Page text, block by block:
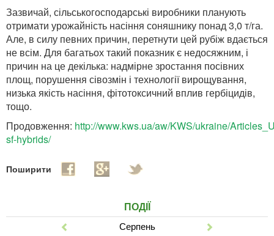
Зазвичай, сільськогосподарські виробники планують
отримати урожайність насіння соняшнику понад 3,0 т/га.
Але, в силу певних причин, перетнути цей рубіж вдається
не всім. Для багатьох такий показник є недосяжним, і
причин на це декілька: надмірне зростання посівних
площ, порушення сівозмін і технології вирощування,
низька якість насіння, фітотоксичний вплив гербіцидів,
тощо.
Продовження: http://www.kws.ua/aw/KWS/ukraine/
sf-hybrids/
Поширити
ПОДІЇ
Серпень